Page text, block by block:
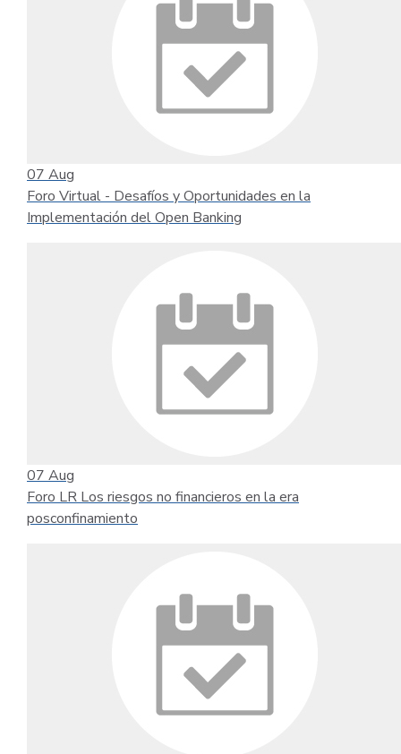
07 Aug
Foro Virtual - Desafíos y Oportunidades en la
Implementación del Open Banking
07 Aug
Foro LR Los riesgos no financieros en la era
posconfinamiento